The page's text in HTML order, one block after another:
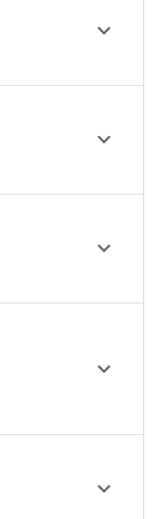




